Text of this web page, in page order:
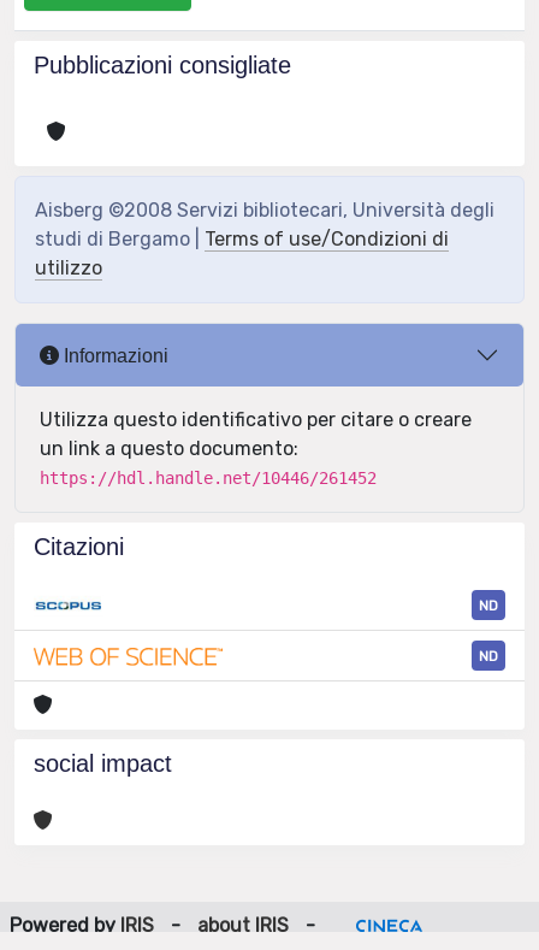
Pubblicazioni consigliate
Aisberg ©2008 Servizi bibliotecari, Università degli
studi di Bergamo | Terms of use/Condizioni di
utilizzo
Informazioni
Utilizza questo identificativo per citare o creare
un link a questo documento:
https://hdl.handle.net/10446/261452
Citazioni
ND
ND
social impact
Powered by IRIS - about IRIS
-